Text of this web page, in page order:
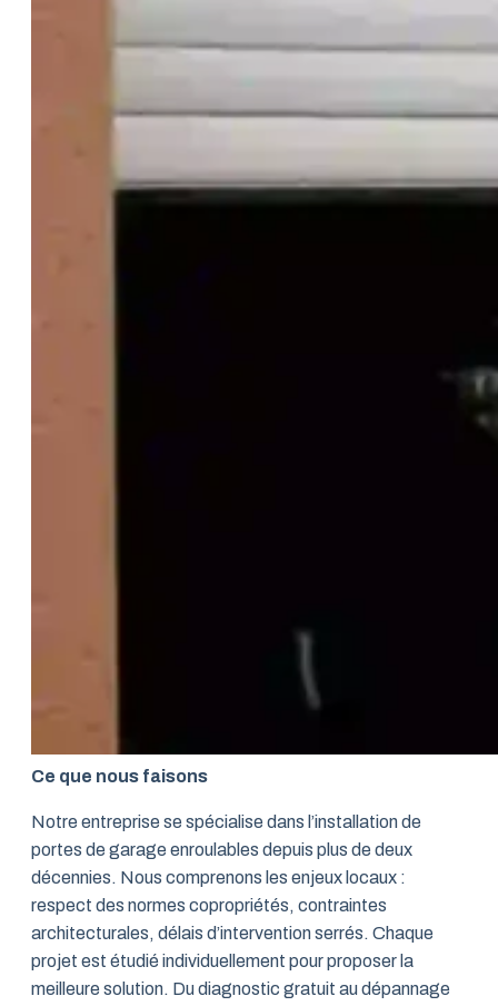
Ce que nous faisons
Notre entreprise se spécialise dans l’installation de
portes de garage enroulables depuis plus de deux
décennies. Nous comprenons les enjeux locaux :
respect des normes copropriétés, contraintes
architecturales, délais d’intervention serrés. Chaque
projet est étudié individuellement pour proposer la
meilleure solution. Du diagnostic gratuit au dépannage